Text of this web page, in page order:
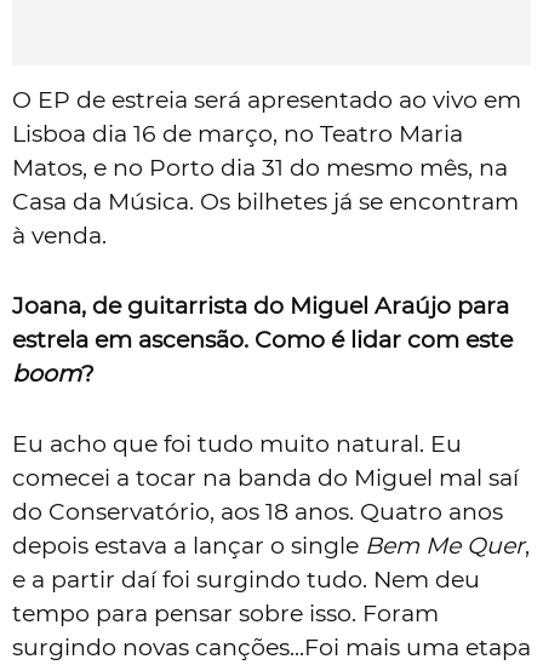
O EP de estreia será apresentado ao vivo em
Lisboa dia 16 de março, no Teatro Maria
Matos, e no Porto dia 31 do mesmo mês, na
Casa da Música. Os bilhetes já se encontram
à venda.
Joana, de guitarrista do Miguel Araújo para
estrela em ascensão. Como é lidar com este
boom?
Eu acho que foi tudo muito natural. Eu
comecei a tocar na banda do Miguel mal saí
do Conservatório, aos 18 anos. Quatro anos
depois estava a lançar o single Bem Me Quer,
e a partir daí foi surgindo tudo. Nem deu
tempo para pensar sobre isso. Foram
surgindo novas canções...Foi mais uma etapa